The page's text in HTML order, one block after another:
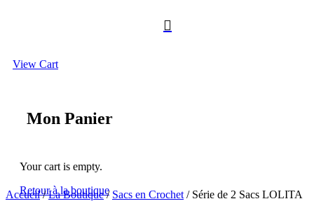

View Cart
Mon Panier
Your cart is empty.
Retour à la boutique
Accueil/La Boutique/ Sacs en Crochet / Série de 2 Sacs LOLITA